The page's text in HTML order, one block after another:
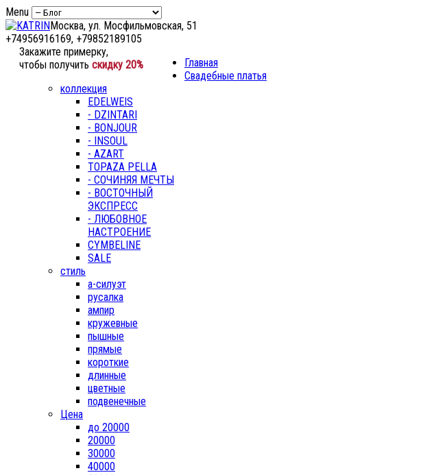
Menu
Москва, ул. Мосфильмовская, 51
+74956916169, +79852189105
Закажите примерку,
чтобы получить скидку 20%
Главная
Свадебные платья
коллекция
EDELWEIS
- DZINTARI
- BONJOUR
- INSOUL
- AZART
TOPAZA PELLA
- СОЧИНЯЯ МЕЧТЫ
- ВОСТОЧНЫЙ
ЭКСПРЕСС
- ЛЮБОВНОЕ
НАСТРОЕНИЕ
CYMBELINE
SALE
стиль
а-силуэт
русалка
ампир
кружевные
пышные
прямые
короткие
длинные
цветные
подвенечные
Цена
до 20000
20000
30000
40000